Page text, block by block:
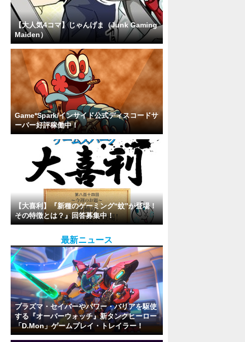
【大人気4コマ】じゃんげま（Junk Gaming
Maiden）
Game*Spark/インサイド公式ディスコードサ
ーバー好評稼働中！
【大喜利】『新種のゲーミング“蚊”が登場！
その特徴とは？』回答募集中！
最新ニュース
プラズマ・セイバーやパワー・バリアを駆使
する『オーバーウォッチ』新タンクヒーロー
「D.Mon」ゲームプレイ・トレイラー！